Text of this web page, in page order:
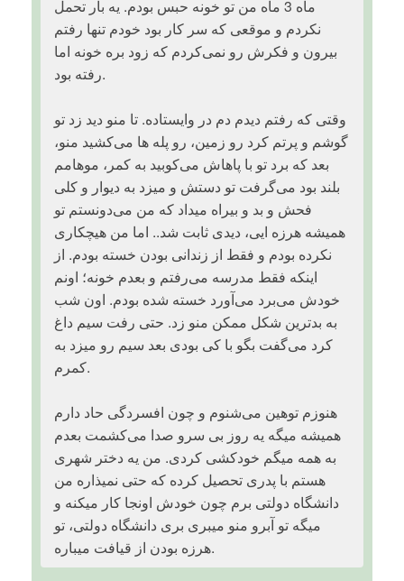
ماه 3 ماه من تو خونه حبس بودم. یه بار تحمل
نکردم و موقعی که سر کار بود خودم تنها رفتم
بیرون و فکرش رو نمی‌کردم که زود بره خونه اما
رفته بود.
وقتی که رفتم دیدم دم در وایستاده. تا منو دید زد تو
گوشم و پرتم کرد رو زمین، رو پله ها می‌کشید منو،
بعد که برد تو با پاهاش می‌کوبید به کمر، موهامم
بلند بود می‌گرفت تو دستش و میزد به دیوار و کلی
فحش و بد و بیراه میداد که من می‌دونستم تو
همیشه هرزه ایی، دیدی ثابت شد.. اما من هیچکاری
نکرده بودم و فقط از زندانی بودن خسته بودم. از
اینکه فقط مدرسه می‌رفتم و بعدم خونه؛ اونم
خودش می‌برد می‌آورد خسته شده بودم. اون شب
به بدترین شکل ممکن منو زد. حتی رفت سیم داغ
کرد می‌گفت بگو با کی بودی بعد سیم رو میزد به
کمرم.
هنوزم توهین می‌شنوم و چون افسردگی حاد دارم
همیشه میگه یه روز بی سرو صدا می‌کشمت بعدم
به همه میگم خودکشی کردی. من یه دختر شهری
هستم با پدری تحصیل کرده که حتی نمیذاره من
دانشگاه دولتی برم چون خودش اونجا کار میکنه و
میگه تو آبرو منو میبری بری دانشگاه دولتی، تو
هرزه بودن از قیافت میباره.